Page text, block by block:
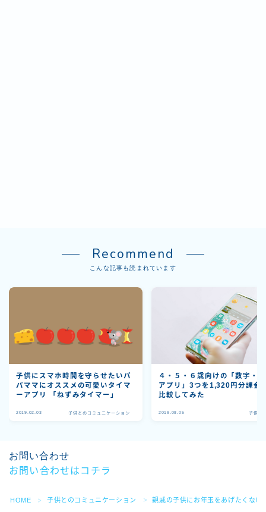
Recommend
こんな記事も読まれています
子供にスマホ時間を守らせたいパ
パママにオススメの可愛いタイマ
ーアプリ 「ねずみタイマー」
2019.02.03 子供とのコミュニケーション
４・５・６歳向けの「数字・
アプリ」3つを1,320円分課金
比較してみた
2019.08.05 子供の
お問い合わせ
お問い合わせはコチラ
HOME ＞ 子供とのコミュニケーション ＞ 親戚の子供にお年玉をあげたくな